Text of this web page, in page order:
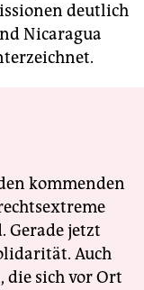
deutlich
Nicaragua
kommenden
Gerade jetzt
Auch
die sich vor Ort